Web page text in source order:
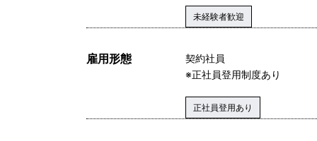
未経験者歓迎
雇用形態
契約社員
※正社員登用制度あり
正社員登用あり